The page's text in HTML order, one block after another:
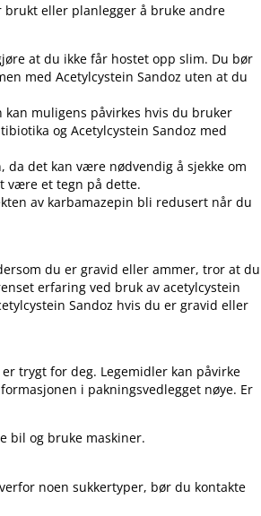
brukt eller planlegger å bruke andre
at du ikke får hostet opp slim. Du bør
med Acetylcystein Sandoz uten at du
muligens påvirkes hvis du bruker
og Acetylcystein Sandoz med
det kan være nødvendig å sjekke om
være et tegn på dette.
av karbamazepin bli redusert når du
du er gravid eller ammer, tror at du
erfaring ved bruk av acetylcystein
Sandoz hvis du er gravid eller
trygt for deg. Legemidler kan påvirke
i pakningsvedlegget nøye. Er
bil og bruke maskiner.
noen sukkertyper, bør du kontakte